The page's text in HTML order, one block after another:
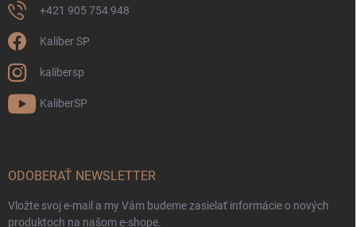
+421 905 754 948
Kaliber SP
kalibersp
KaliberSP
ODOBERAŤ NEWSLETTER
Vložte svoj e-mail a my Vám budeme zasielať informácie o nových
produktoch na našom e-shope.